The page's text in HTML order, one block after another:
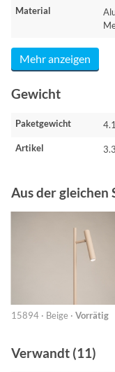
Material
Mehr anzeigen
Gewicht
Paketgewicht
Artikel
Aus der gleichen
15894 · Beige · Vorrätig
Verwandt (11)